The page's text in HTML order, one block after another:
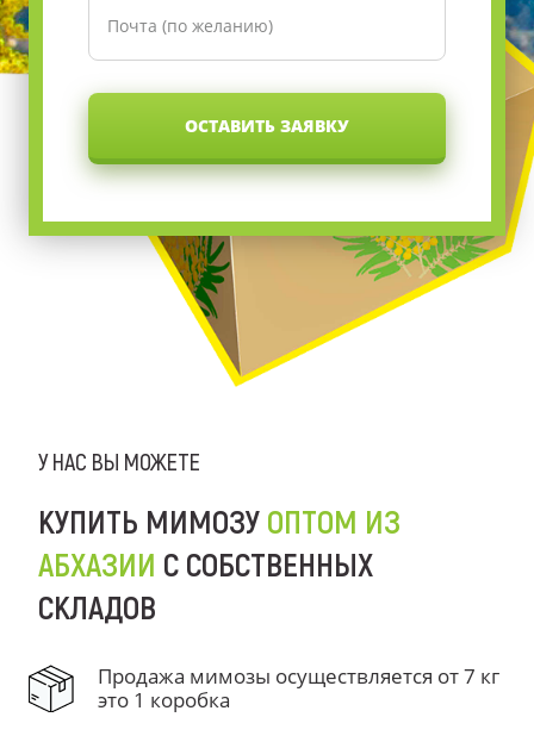
ОСТАВИТЬ ЗАЯВКУ
У НАС ВЫ МОЖЕТЕ
КУПИТЬ МИМОЗУ ОПТОМ ИЗ
АБХАЗИИ С СОБСТВЕННЫХ
СКЛАДОВ
Продажа мимозы осуществляется от 7 кг
это 1 коробка